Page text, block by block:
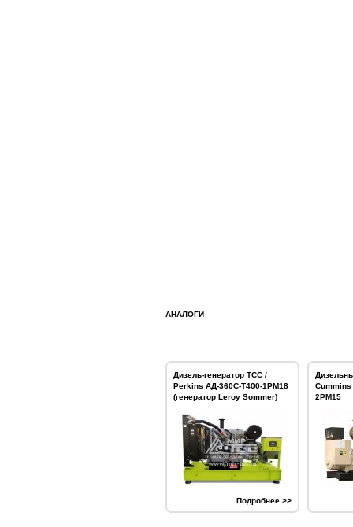
АНАЛОГИ
Дизель-генератор ТСС /
Perkins АД-360С-Т400-1РМ18
(генератор Leroy Sommer)
Подробнее >>
2РМ15